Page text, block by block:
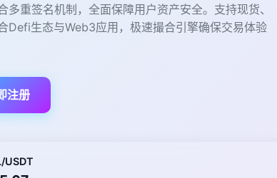
多重签名机制，全面保障用户资产安全。支持现货、
Defi生态与Web3应用，极速撮合引擎确保交易体验
注册
USDT